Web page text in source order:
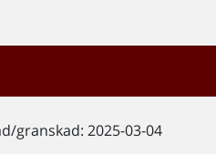
granskad: 2025-03-04